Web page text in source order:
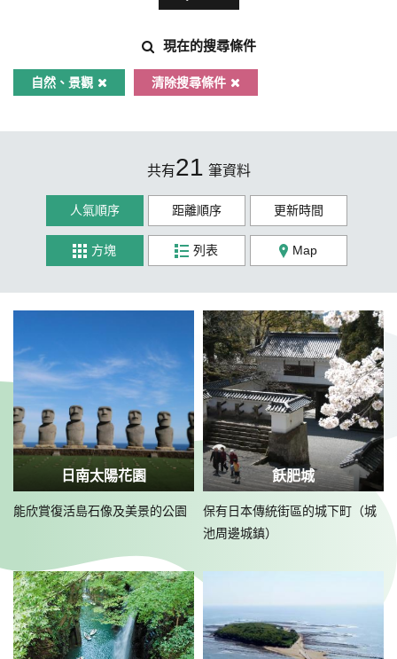
現在的搜尋條件
自然、景觀 清除搜尋條件
共有21 筆資料
人氣順序 距離順序 更新時間
方塊 列表 Map
日南太陽花園
能欣賞復活島石像及美景的公園
飫肥城
保有日本傳統街區的城下町（城
池周邊城鎮）